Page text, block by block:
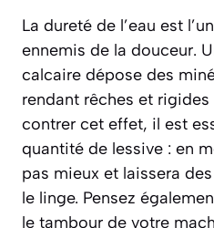
La dureté de l’eau est
ennemis de la douceur.
calcaire dépose des
rendant rêches et rigides
contrer cet effet, il est
quantité de lessive : en
pas mieux et laissera
le linge. Pensez
le tambour de votre